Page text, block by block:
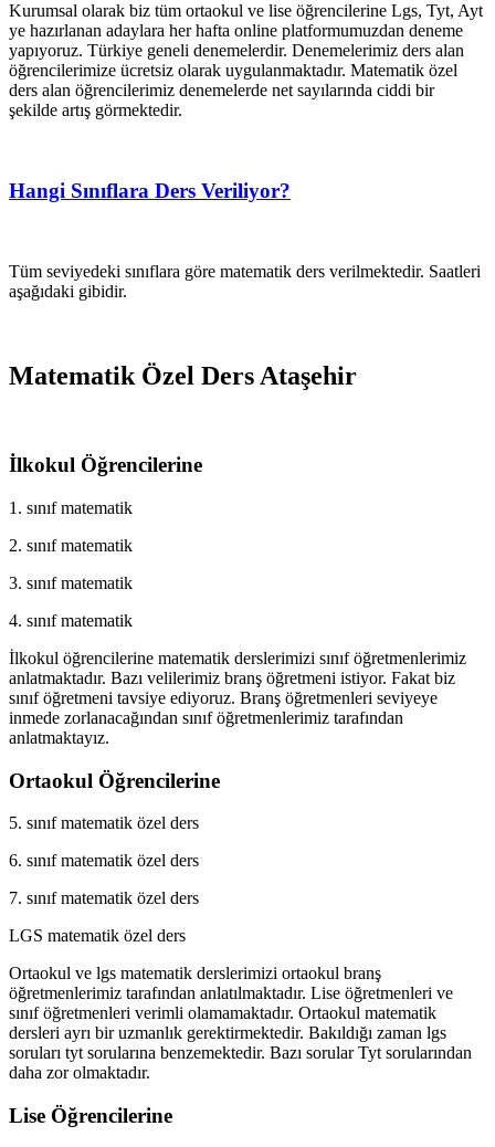
Kurumsal olarak biz tüm ortaokul ve lise öğrencilerine Lgs, Tyt, Ayt
ye hazırlanan adaylara her hafta online platformumuzdan deneme
yapıyoruz. Türkiye geneli denemelerdir. Denemelerimiz ders alan
öğrencilerimize ücretsiz olarak uygulanmaktadır. Matematik özel
ders alan öğrencilerimiz denemelerde net sayılarında ciddi bir
şekilde artış görmektedir.
Hangi Sınıflara Ders Veriliyor?
Tüm seviyedeki sınıflara göre matematik ders verilmektedir. Saatleri
aşağıdaki gibidir.
Matematik Özel Ders Ataşehir
İlkokul Öğrencilerine
1. sınıf matematik
2. sınıf matematik
3. sınıf matematik
4. sınıf matematik
İlkokul öğrencilerine matematik derslerimizi sınıf öğretmenlerimiz
anlatmaktadır. Bazı velilerimiz branş öğretmeni istiyor. Fakat biz
sınıf öğretmeni tavsiye ediyoruz. Branş öğretmenleri seviyeye
inmede zorlanacağından sınıf öğretmenlerimiz tarafından
anlatmaktayız.
Ortaokul Öğrencilerine
5. sınıf matematik özel ders
6. sınıf matematik özel ders
7. sınıf matematik özel ders
LGS matematik özel ders
Ortaokul ve lgs matematik derslerimizi ortaokul branş
öğretmenlerimiz tarafından anlatılmaktadır. Lise öğretmenleri ve
sınıf öğretmenleri verimli olamamaktadır. Ortaokul matematik
dersleri ayrı bir uzmanlık gerektirmektedir. Bakıldığı zaman lgs
soruları tyt sorularına benzemektedir. Bazı sorular Tyt sorularından
daha zor olmaktadır.
Lise Öğrencilerine